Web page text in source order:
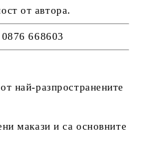
от автора.
0876 668603
най-разпространените
макази и са основните